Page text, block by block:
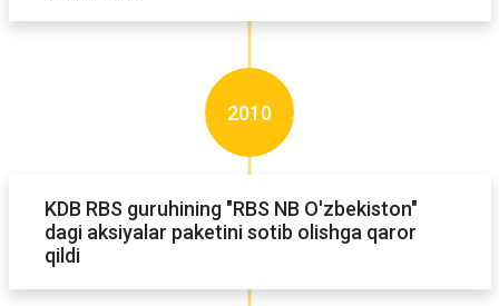
KDB RBS guruhining "RBS NB O'zbekiston"
dagi aksiyalar paketini sotib olishga qaror
qildi
2010